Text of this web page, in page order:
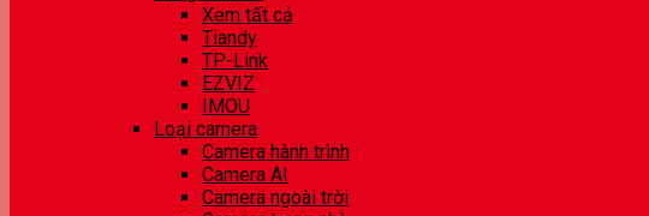
Xem tất cả
Tiandy
TP-Link
EZVIZ
IMOU
Loại camera
Camera hành trình
Camera AI
Camera ngoài trời